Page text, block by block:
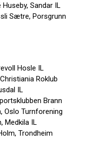
Sandar IL
Sætre, Porsgrunn
Hosle IL
Roklub
IL
Brann
Oslo Turnforening
Medkila IL
Trondheim